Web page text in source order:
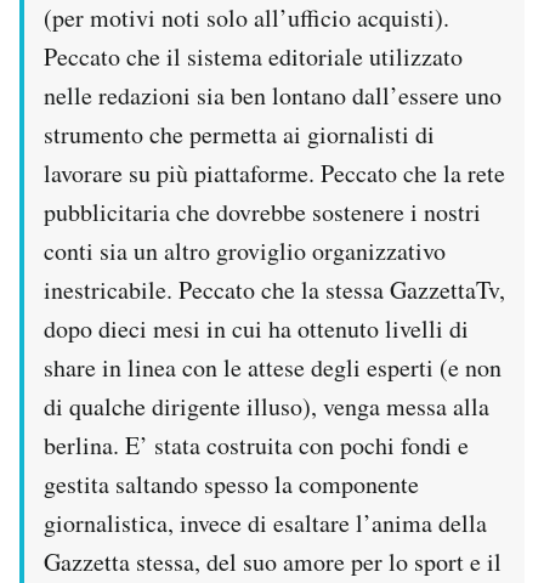
(per motivi noti solo all’ufficio acquisti).
Peccato che il sistema editoriale utilizzato
nelle redazioni sia ben lontano dall’essere uno
strumento che permetta ai giornalisti di
lavorare su più piattaforme. Peccato che la rete
pubblicitaria che dovrebbe sostenere i nostri
conti sia un altro groviglio organizzativo
inestricabile. Peccato che la stessa GazzettaTv,
dopo dieci mesi in cui ha ottenuto livelli di
share in linea con le attese degli esperti (e non
di qualche dirigente illuso), venga messa alla
berlina. E’ stata costruita con pochi fondi e
gestita saltando spesso la componente
giornalistica, invece di esaltare l’anima della
Gazzetta stessa, del suo amore per lo sport e il